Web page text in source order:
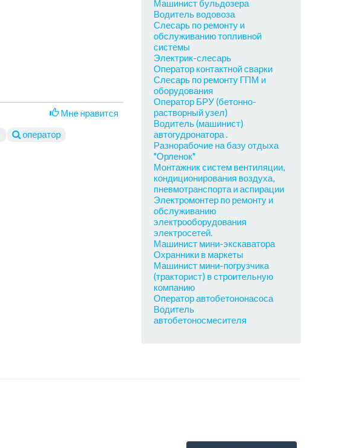
Мне нравится
оператор
Машинист бульдозера
Водитель водовоза
Слесарь по ремонту и
обслуживанию топливной
системы
Электрик-слесарь
Оператор контактной сварки
Слесарь по ремонту ГПМ и
оборудования
Оператор БРУ (бетонно-
растворный узел)
Водитель (машинист)
автогудронатора .
Разнорабочие на базу отдыха
"Орленок"
Монтажник систем вентиляции,
кондиционирования воздуха,
пневмотранспорта и аспирации
Электромонтер по ремонту и
обслуживанию
электрооборудования
электросетей.
Машинист мини-экскаватора
Охранники в маркеты
Машинист мини-погрузчика
(тракторист) в строительную
компанию
Оператор автобетононасоса
Водитель
автобетоносмесителя